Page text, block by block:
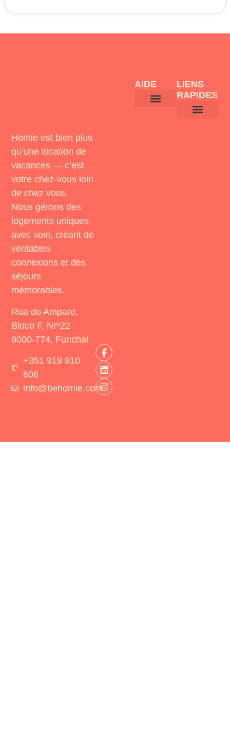
Homie est bien plus
qu’une location de
vacances — c’est
votre chez-vous loin
de chez vous.
Nous gérons des
logements uniques
avec soin, créant de
véritables
connexions et des
séjours
mémorables.
Rua do Amparo,
Bloco F, Nrº22
9000-774, Funchal
+351 919 910
606
info@behomie.com
LIENS
RAPIDES
AIDE